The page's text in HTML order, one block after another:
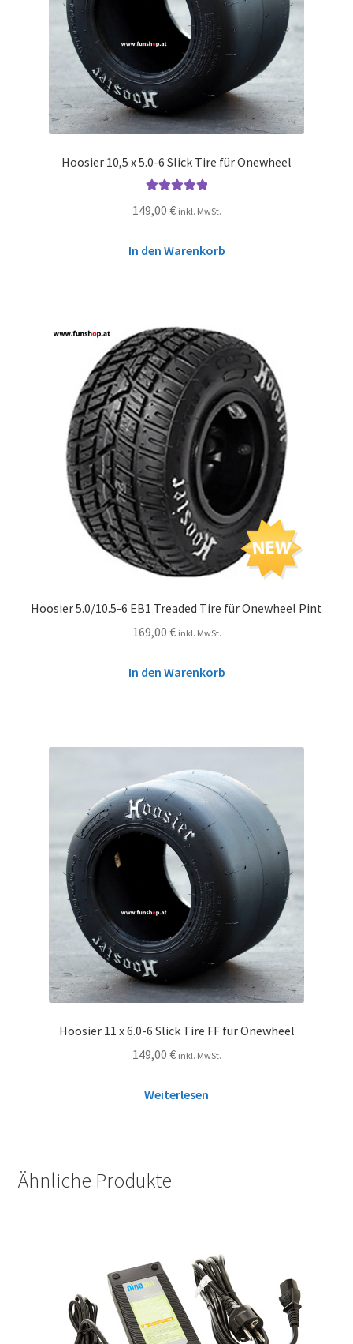
Hoosier 10,5 x 5.0-6 Slick Tire für Onewheel
5.00
149,00 € inkl. MwSt.
In den Warenkorb
Hoosier 5.0/10.5-6 EB1 Treaded Tire für Onewheel Pint
169,00 € inkl. MwSt.
In den Warenkorb
Hoosier 11 x 6.0-6 Slick Tire FF für Onewheel
149,00 € inkl. MwSt.
Weiterlesen
Ähnliche Produkte